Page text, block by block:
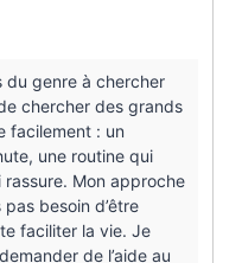
du genre à chercher
chercher des grands
facilement : un
une routine qui
Mon approche
besoin d’être
faciliter la vie. Je
de l’aide au